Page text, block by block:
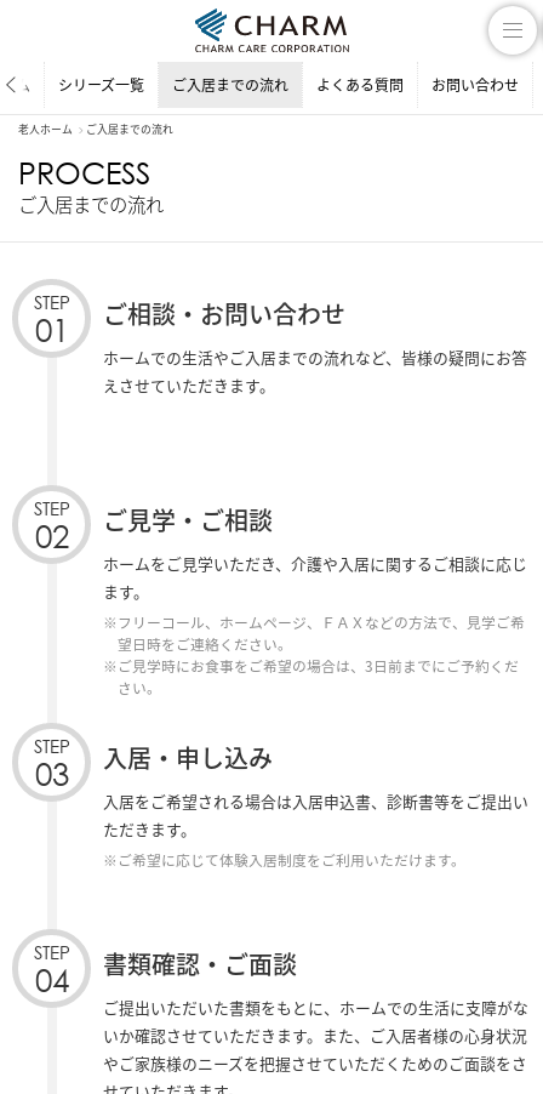
ム シリーズ一覧 ご入居までの流れ よくある質問 お問い合わせ
老人ホーム ご入居までの流れ
PROCESS
ご入居までの流れ
STEP
01 ご相談・お問い合わせ
ホームでの生活やご入居までの流れなど、皆様の疑問にお答
えさせていただきます。
STEP
02 ご見学・ご相談
ホームをご見学いただき、介護や入居に関するご相談に応じ
ます。
※フリーコール、ホームページ、ＦＡＸなどの方法で、見学ご希
望日時をご連絡ください。
※ご見学時にお食事をご希望の場合は、3日前までにご予約くだ
さい。
STEP
03 入居・申し込み
入居をご希望される場合は入居申込書、診断書等をご提出い
ただきます。
※ご希望に応じて体験入居制度をご利用いただけます。
STEP
04 書類確認・ご面談
ご提出いただいた書類をもとに、ホームでの生活に支障がな
いか確認させていただきます。また、ご入居者様の心身状況
やご家族様のニーズを把握させていただくためのご面談をさ